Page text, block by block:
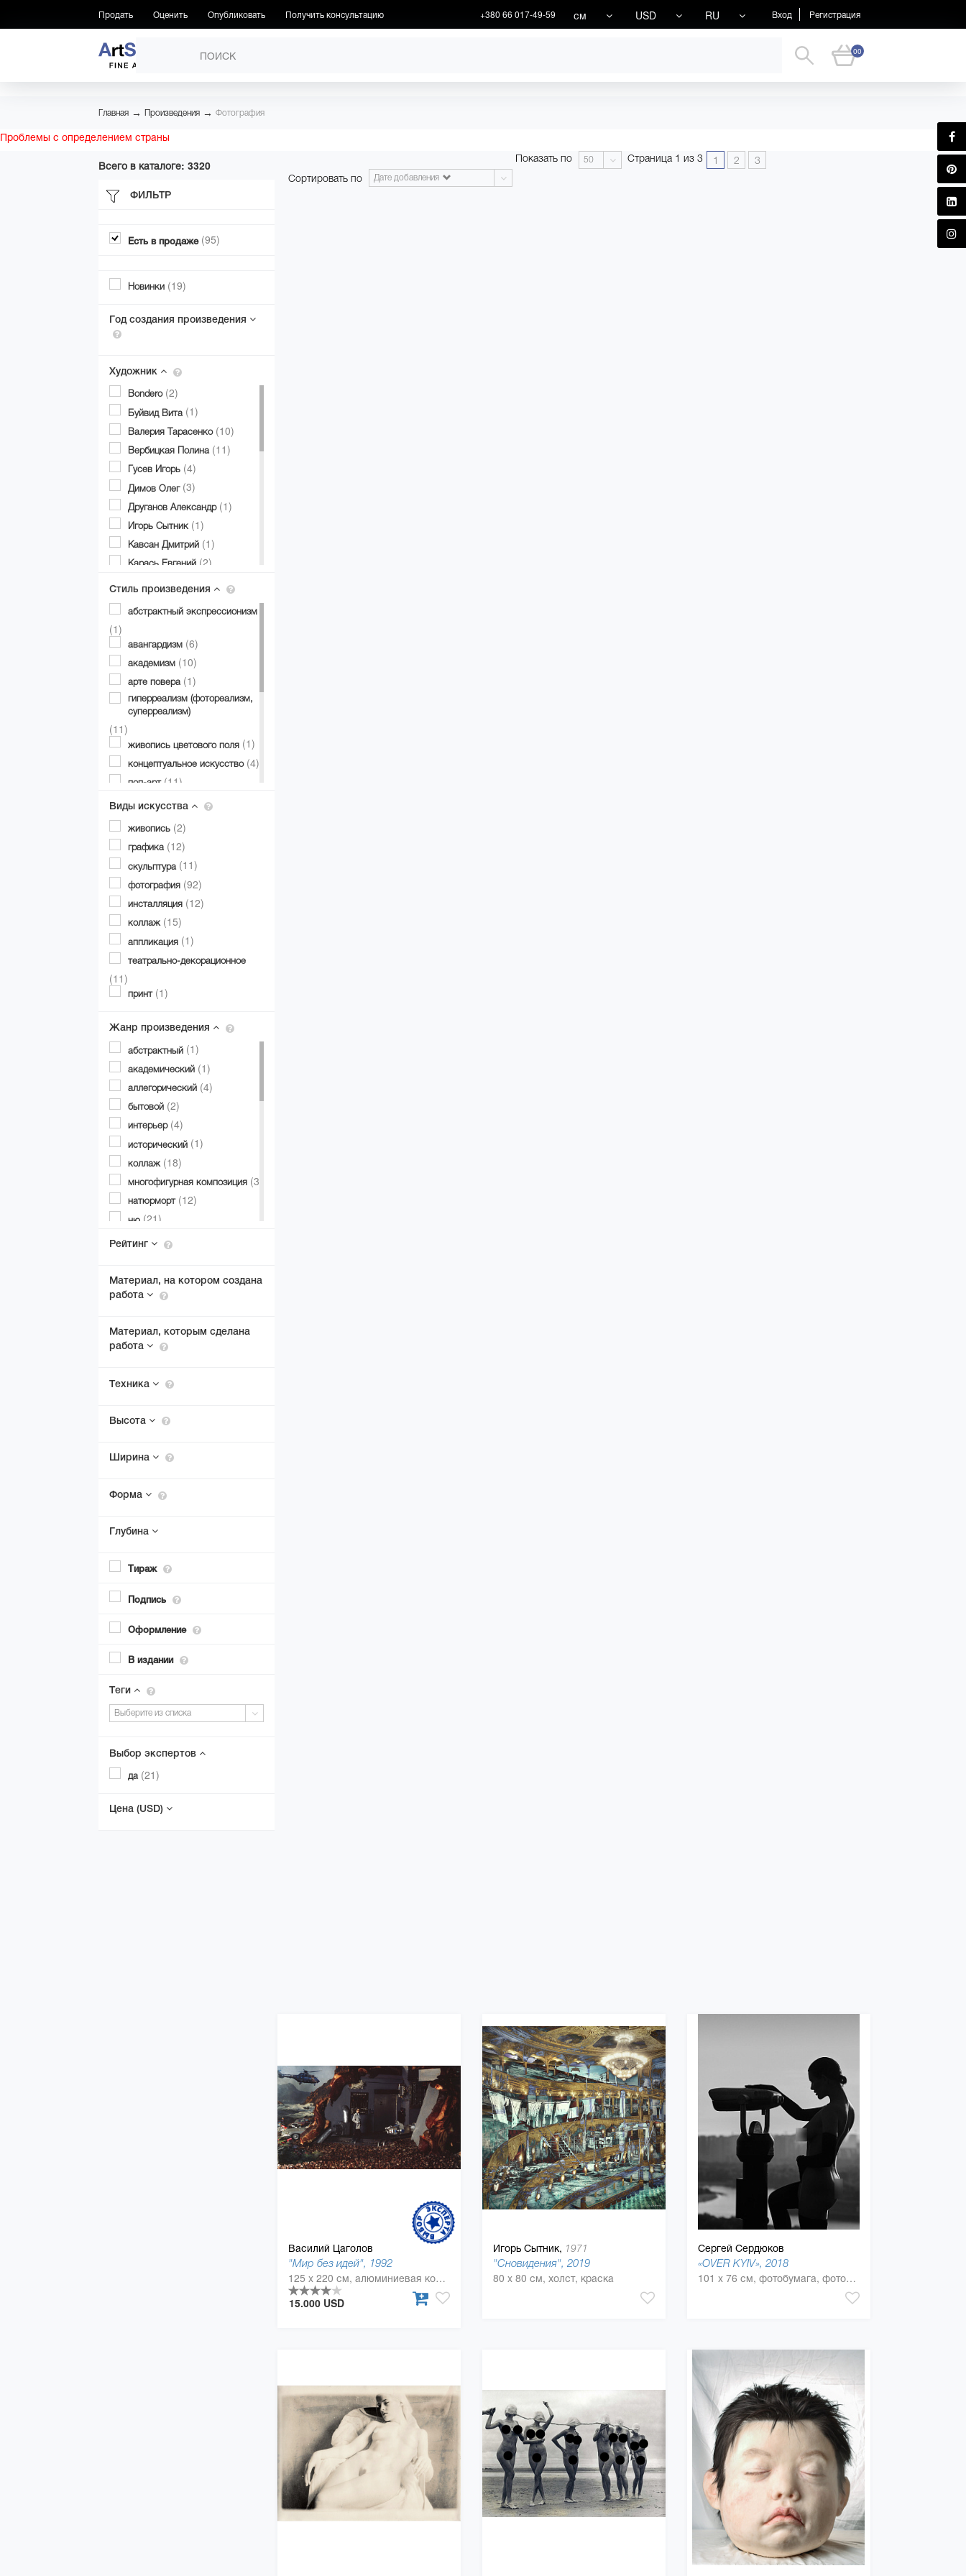
Продать Оценить Опубликовать Получить консультацию Вход Регистрация
+380 66 017-49-59 см USD RU
00
ПРОИЗВЕДЕНИЯ
Главная → Произведения → Фотография
Проблемы с определением страны
Всего в каталоге: 3320
ФИЛЬТР
Есть в продаже (95)
Новинки (19)
Год создания произведения
Художник
Bondero (2)
Буйвид Вита (1)
Валерия Тарасенко (10)
Вербицкая Полина (11)
Гусев Игорь (4)
Димов Олег (3)
Друганов Александр (1)
Игорь Сытник (1)
Кавсан Дмитрий (1)
Карась Евгений (2)
Константин Рудешко (3)
(2)
Михаил Рева (1)
Павлов Евгений
Родченко Александр (11)
Роксолана Табака
Соломко Юрий (1)
Солоп Оксана (7)
Чепелик Оксана (6)
Шапошников Владимир
Шебетко Антон
Ярослав Голубчик
Стиль произведения
абстрактный экспрессионизм
(1)
авангардизм (6)
академизм (10)
арте повера (1)
гиперреализм (фотореализм,
суперреализм)
(11)
живопись цветового поля (1)
концептуальное искусство (4)
поп-арт (11)
постмодернизм (65)
(27)
(1)
(11)
(19)
(21)
(1)
Виды искусства
живопись (2)
графика (12)
скульптура (11)
фотография (92)
инсталляция (12)
коллаж (15)
аппликация (1)
театрально-декорационное
(11)
принт (1)
Жанр произведения
абстрактный (1)
академический (1)
аллегорический (4)
бытовой (2)
интерьер (4)
исторический (1)
коллаж (18)
многофигурная композиция (3)
натюрморт (12)
ню (21)
от первого лица
пейзаж архитектурный (2)
пейзаж индустриальный
пейзаж тональный (1)
пейзаж фрагмент
пейзаж морской
портрет (29)
сюжетно-тематический
украинистика
юмор (4)
Рейтинг
Материал, на котором создана
работа
Материал, которым сделана
работа
Техника
Высота
Ширина
Форма
Глубина
Тираж
Подпись
Оформление
В издании
Теги
Выберите из списка
Выбор экспертов
да (21)
Цена (USD)
Сортировать по Дате добавления
Показать по 50 Страница 1 из 3 1 2 3
Василий Цаголов
"Мир без идей", 1992
125 x 220 см, алюминиевая композитная панель
15.000 USD
Игорь Сытник, 1971
"Сновидения", 2019
80 x 80 см, холст, краска
Сергей Сердюков
«OVER KYIV», 2018
101 x 76 см, фотобумага, фотобумага